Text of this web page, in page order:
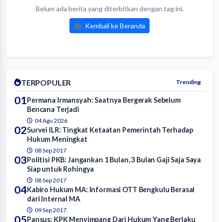
Belum ada berita yang diterbitkan dengan tag ini.
Kembali ke Beranda
TERPOPULER Trending
01Permana Irmansyah: Saatnya Bergerak Sebelum
Bencana Terjadi
04 Agu 2026
02Survei ILR: Tingkat Ketaatan Pemerintah Terhadap
Hukum Meningkat
08 Sep 2017
03Politisi PKB: Jangankan 1 Bulan, 3 Bulan Gaji Saja Saya
Siap untuk Rohingya
08 Sep 2017
04Kabiro Hukum MA: Informasi OTT Bengkulu Berasal
dari Internal MA
09 Sep 2017
Pansus: KPK Menyimpang Dari Hukum Yang Berlaku